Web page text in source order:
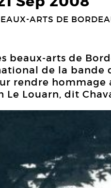
ARTS DE
beaux-arts de
de la bande
rendre
Le Louarn, dit